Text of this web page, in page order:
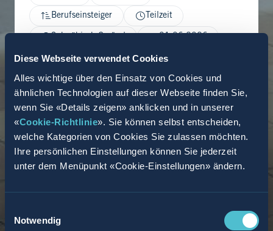
Diese Webseite verwendet Cookies
Alles wichtige über den Einsatz von Cookies und
ähnlichen Technologien auf dieser Webseite finden Sie,
wenn Sie «Details zeigen» anklicken und in unserer
«Cookie-Richtlinie». Sie können selbst entscheiden,
welche Kategorien von Cookies Sie zulassen möchten.
Ihre persönlichen Einstellungen können Sie jederzeit
unter dem Menüpunkt «Cookie-Einstellungen» ändern.
Notwendig
Berufseinsteiger Teilzeit